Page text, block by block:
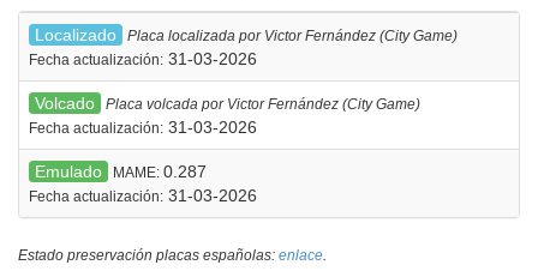
Localizado
Placa localizada por Victor Fernández (City Game)
Fecha actualización: 31-03-2026
Volcado
Placa volcada por Victor Fernández (City Game)
Fecha actualización: 31-03-2026
Emulado MAME: 0.287
Fecha actualización: 31-03-2026
Estado preservación placas españolas: enlace